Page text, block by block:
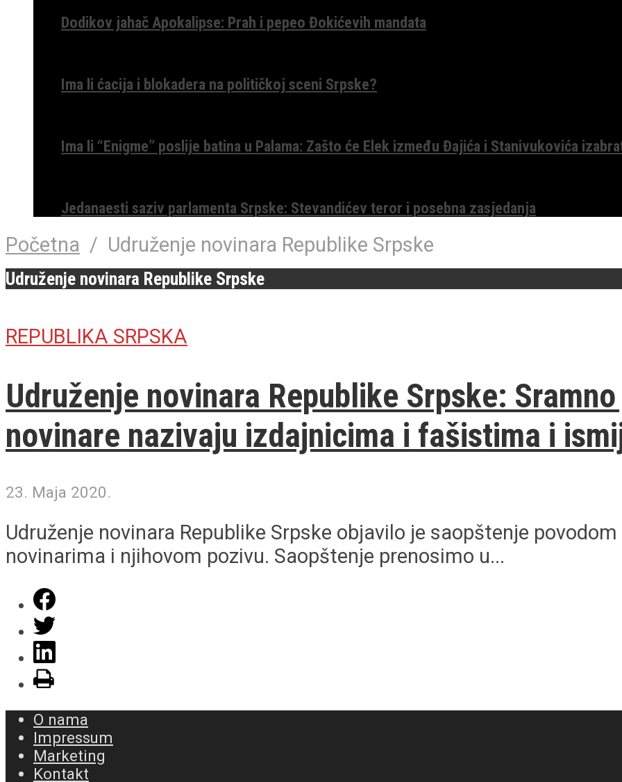
Dodikov jahač Apokalipse: Prah i pepeo Đokićevih mandata
Ima li ćacija i blokadera na političkoj sceni Srpske?
Ima li “Enigme” poslije batina u Palama: Zašto će Elek između Đajića i Stanivukovića
Jedanaesti saziv parlamenta Srpske: Stevandićev teror i posebna zasjedanja
Početna / Udruženje novinara Republike Srpske
Udruženje novinara Republike Srpske
REPUBLIKA SRPSKA
Udruženje novinara Republike Srpske:
novinare nazivaju izdajnicima i fašistima i
23. Maja 2020.
Udruženje novinara Republike Srpske objavilo je saopštenje
novinarima i njihovom pozivu. Saopštenje prenosimo u...
O nama
Impressum
Marketing
Kontakt